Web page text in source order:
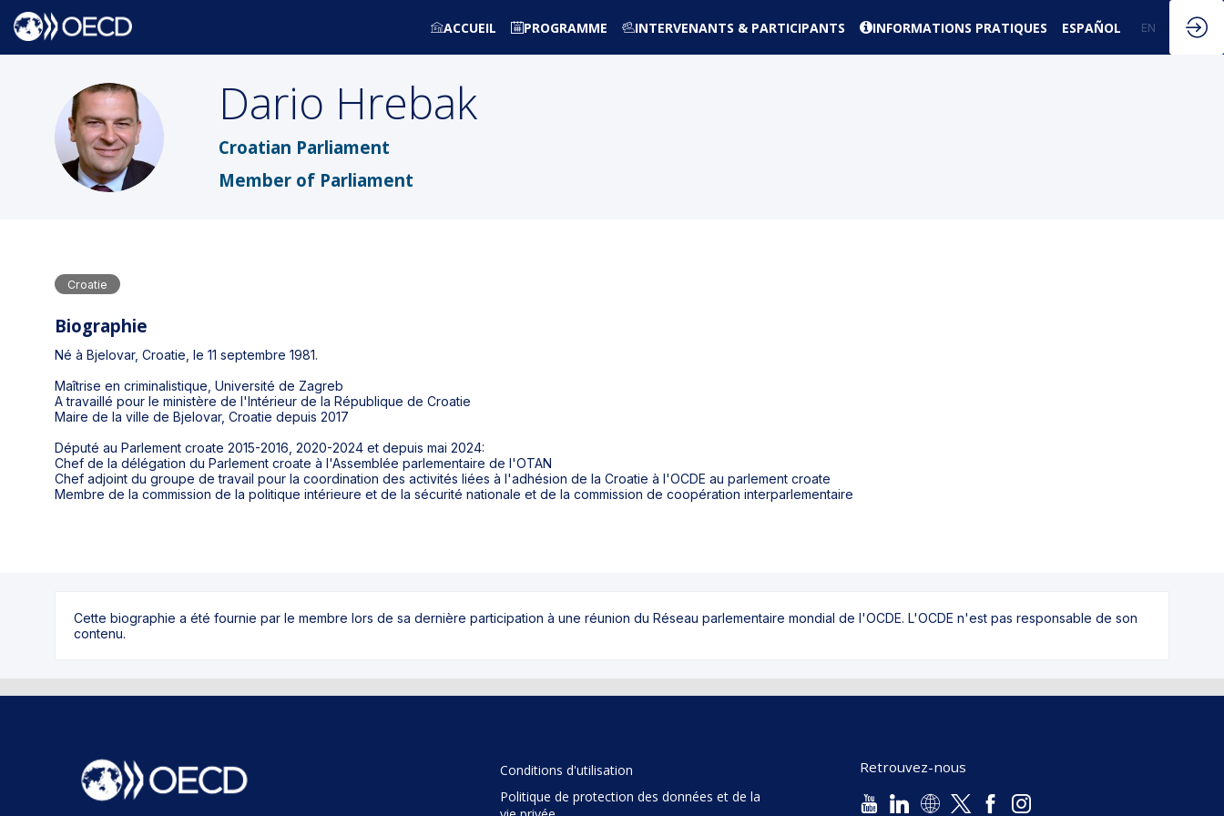
ACCUEIL PROGRAMME INTERVENANTS & PARTICIPANTS INFORMATIONS PRATIQUES ESPAÑOL EN
DH
Dario Hrebak
Croatian Parliament
Member of Parliament
Croatie
Biographie
Né à Bjelovar, Croatie, le 11 septembre 1981.
Maîtrise en criminalistique, Université de Zagreb
A travaillé pour le ministère de l'Intérieur de la République de Croatie
Maire de la ville de Bjelovar, Croatie depuis 2017
Député au Parlement croate 2015-2016, 2020-2024 et depuis mai 2024:
Chef de la délégation du Parlement croate à l'Assemblée parlementaire de l'OTAN
Chef adjoint du groupe de travail pour la coordination des activités liées à l'adhésion de la Croatie à l'OCDE au parlement croate
Membre de la commission de la politique intérieure et de la sécurité nationale et de la commission de coopération interparlementaire
Cette biographie a été fournie par le membre lors de sa dernière participation à une réunion du Réseau parlementaire mondial de l'OCDE. L'OCDE n'est pas responsable de son
contenu.
Conditions d'utilisation
Politique de protection des données et de la
Retrouvez-nous